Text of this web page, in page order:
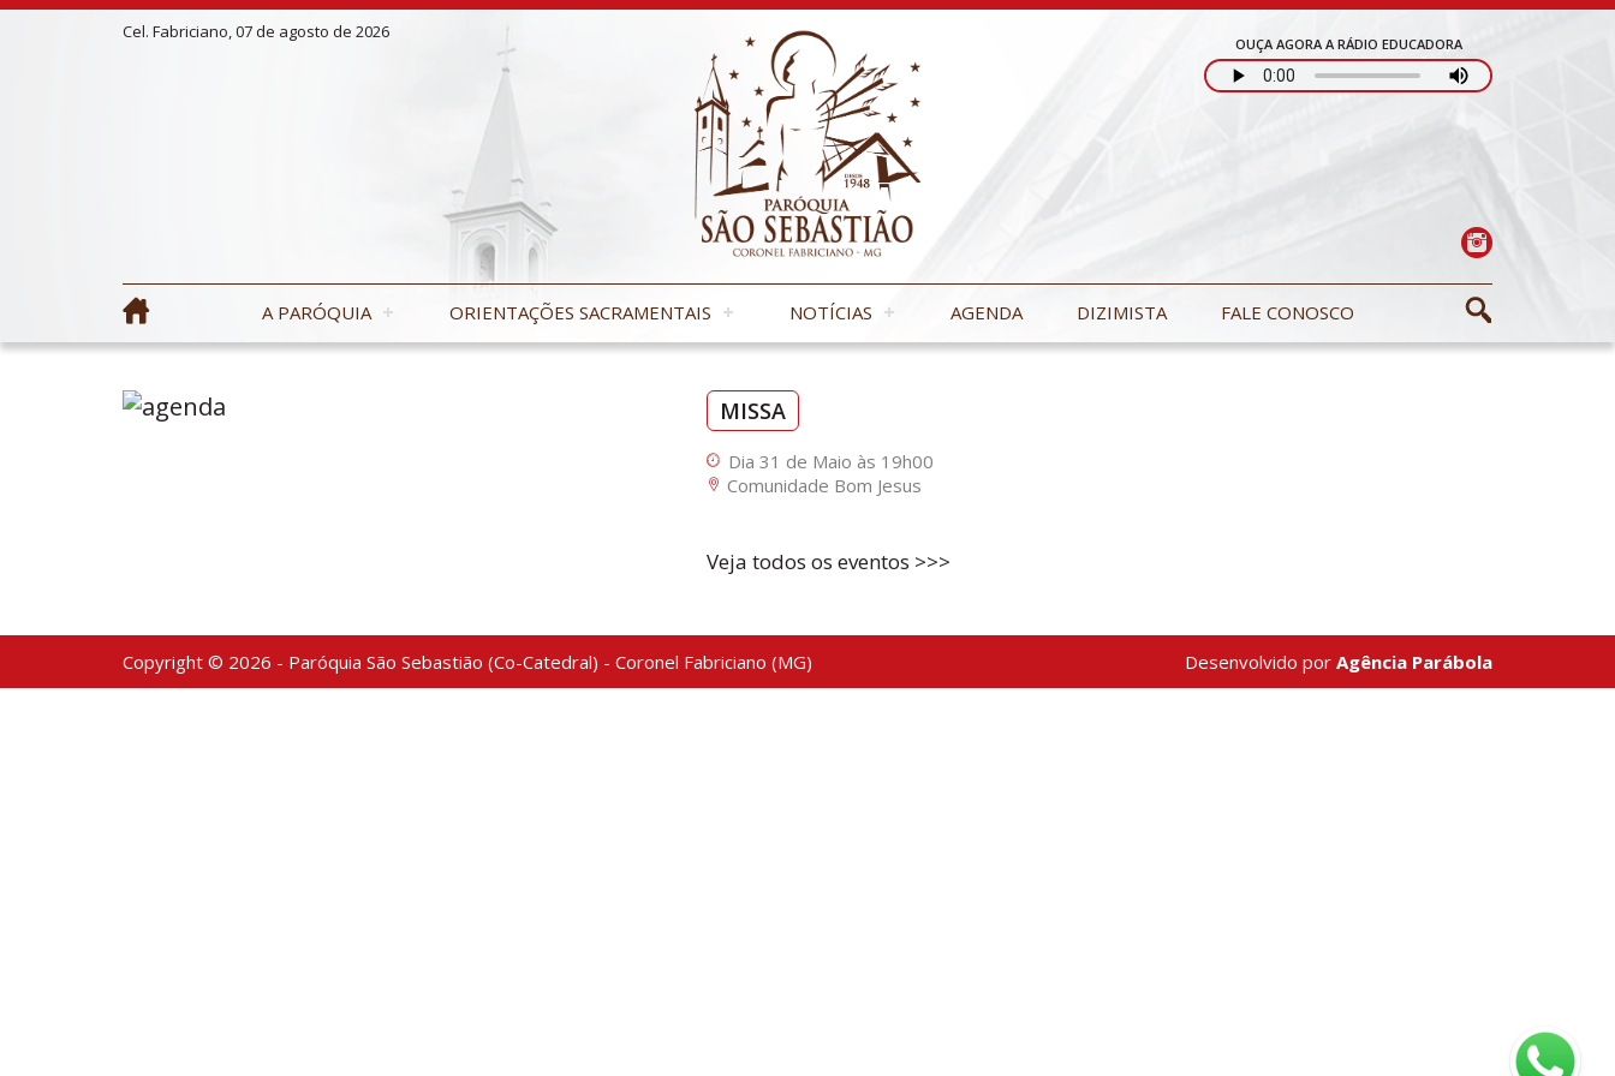
Cel. Fabriciano, 07 de agosto de 2026
OUÇA AGORA A RÁDIO EDUCADORA
A PARÓQUIA ORIENTAÇÕES SACRAMENTAIS NOTÍCIAS AGENDA DIZIMISTA FALE CONOSCO
MISSA
Dia 31 de Maio às 19h00
Comunidade Bom Jesus
Veja todos os eventos >>>
Copyright © 2026 - Paróquia São Sebastião (Co-Catedral) - Coronel Fabriciano (MG) Desenvolvido por Agência Parábola